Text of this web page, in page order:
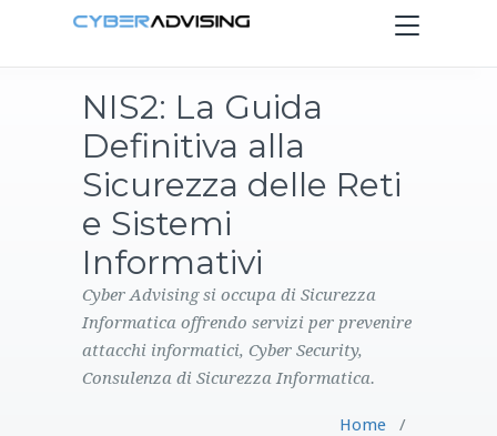
Toggle
navigation
PRODOTTI
CONTATTI
NIS2: La Guida
Definitiva alla
Sicurezza delle Reti
e Sistemi
Informativi
Cyber Advising si occupa di Sicurezza
Informatica offrendo servizi per prevenire
attacchi informatici, Cyber Security,
Consulenza di Sicurezza Informatica.
Home/